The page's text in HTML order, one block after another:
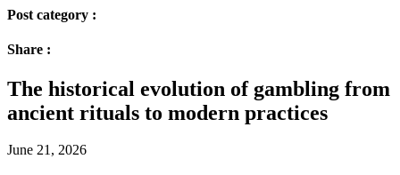
Post category :
Share :
The historical evolution of gambling from
ancient rituals to modern practices
June 21, 2026